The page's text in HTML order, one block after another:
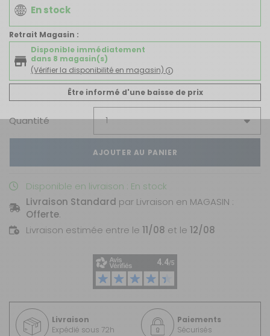
En stock
Retrait Magasin :
Disponible immédiatement
dans 8 magasin(s)
(Vérifier la disponibilité en magasin)
Être informé d'une baisse de prix
Quantité
AJOUTER AU PANIER
Disponible en livraison : En stock
Livraison Standard par Livraison en MAGASIN :
Offerte.
Livraison estimée entre le 11/08 et le 12/08
Livraison
Expédié sous 72h
Paiements
Sécurisés